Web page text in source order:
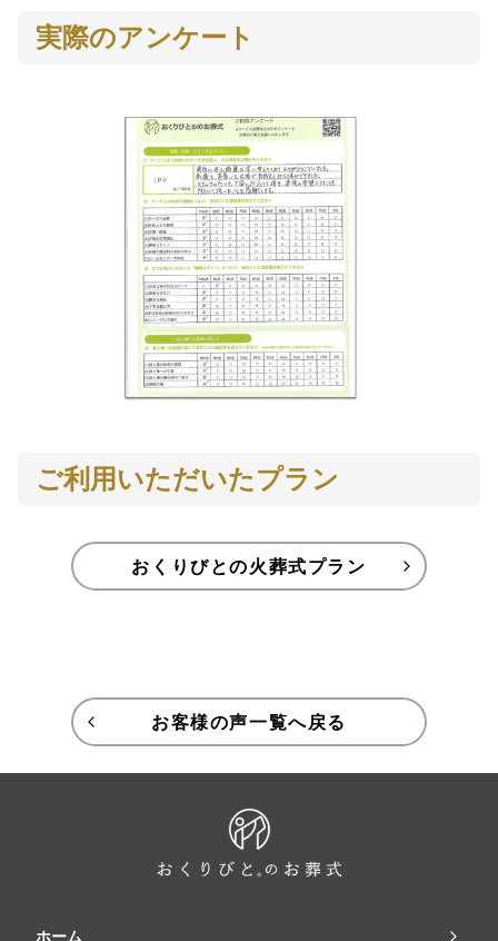
実際のアンケート
ご利用いただいたプラン
おくりびとの火葬式プラン
お客様の声一覧へ戻る
ホーム